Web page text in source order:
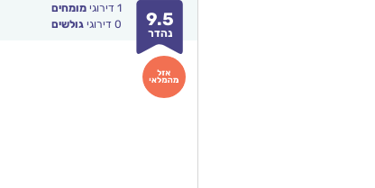
9.5
נהדר
1 דירוגימומחים
0 דירוגיגולשים